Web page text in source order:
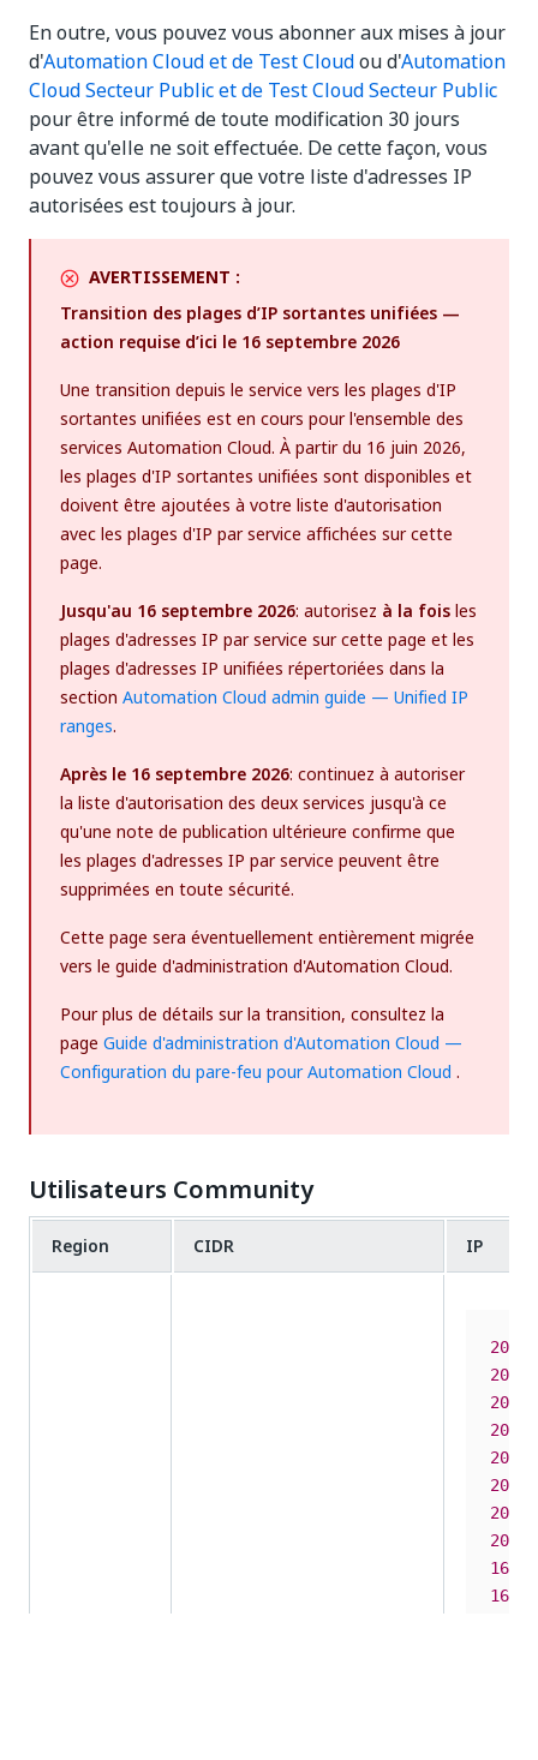
En outre, vous pouvez vous abonner aux mises à jour
d'Automation Cloud et de Test Cloudou d'Automation
Cloud Secteur Public et de Test Cloud Secteur Public
pour être informé de toute modification 30 jours
avant qu'elle ne soit effectuée. De cette façon, vous
pouvez vous assurer que votre liste d'adresses IP
autorisées est toujours à jour.
AVERTISSEMENT :
Transition des plages d’IP sortantes unifiées —
action requise d’ici le 16 septembre 2026
Une transition depuis le service vers les plages d'IP
sortantes unifiées est en cours pour l'ensemble des
services Automation Cloud. À partir du 16 juin 2026,
les plages d'IP sortantes unifiées sont disponibles et
doivent être ajoutées à votre liste d'autorisation
avec les plages d'IP par service affichées sur cette
page.
Jusqu'au 16 septembre 2026: autorisez à la foisles
plages d'adresses IP par service sur cette page et les
plages d'adresses IP unifiées répertoriées dans la
section Automation Cloud admin guide — Unified IP
ranges.
Après le 16 septembre 2026: continuez à autoriser
la liste d'autorisation des deux services jusqu'à ce
qu'une note de publication ultérieure confirme que
les plages d'adresses IP par service peuvent être
supprimées en toute sécurité.
Cette page sera éventuellement entièrement migrée
vers le guide d'administration d'Automation Cloud.
Pour plus de détails sur la transition, consultez la
page Guide d'administration d'Automation Cloud —
Configuration du pare-feu pour Automation Cloud .
Utilisateurs Community
Region CIDR IP
20.50
20.50
20.50
20.50